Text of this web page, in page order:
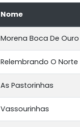
Nome
Morena Boca De Ouro
Relembrando O Norte
As Pastorinhas
Vassourinhas